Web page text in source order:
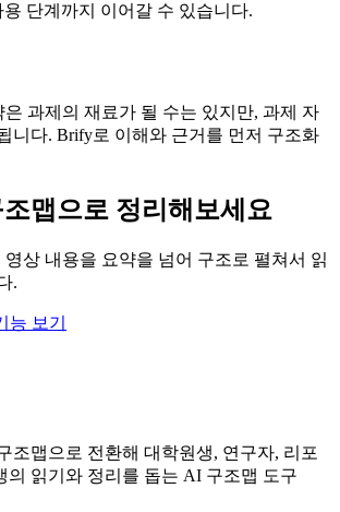
단계까지 이어갈 수 있습니다.
은 과제의 재료가 될 수는 있지만, 과제 자
니다. Brify로 이해와 근거를 먼저 구조화
맵으로 정리해보세요
상 내용을 요약을 넘어 구조로 펼쳐서 읽
.
능 보기
조맵으로 전환해 대학원생, 연구자, 리포
의 읽기와 정리를 돕는 AI 구조맵 도구